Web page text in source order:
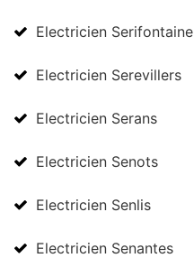
Electricien Serifontaine
Electricien Serevillers
Electricien Serans
Electricien Senots
Electricien Senlis
Electricien Senantes